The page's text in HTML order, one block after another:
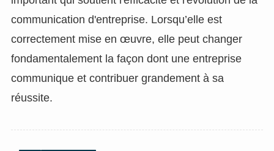
communication d'entreprise. Lorsqu’elle est
correctement mise en œuvre, elle peut changer
fondamentalement la façon dont une entreprise
communique et contribuer grandement à sa
réussite.